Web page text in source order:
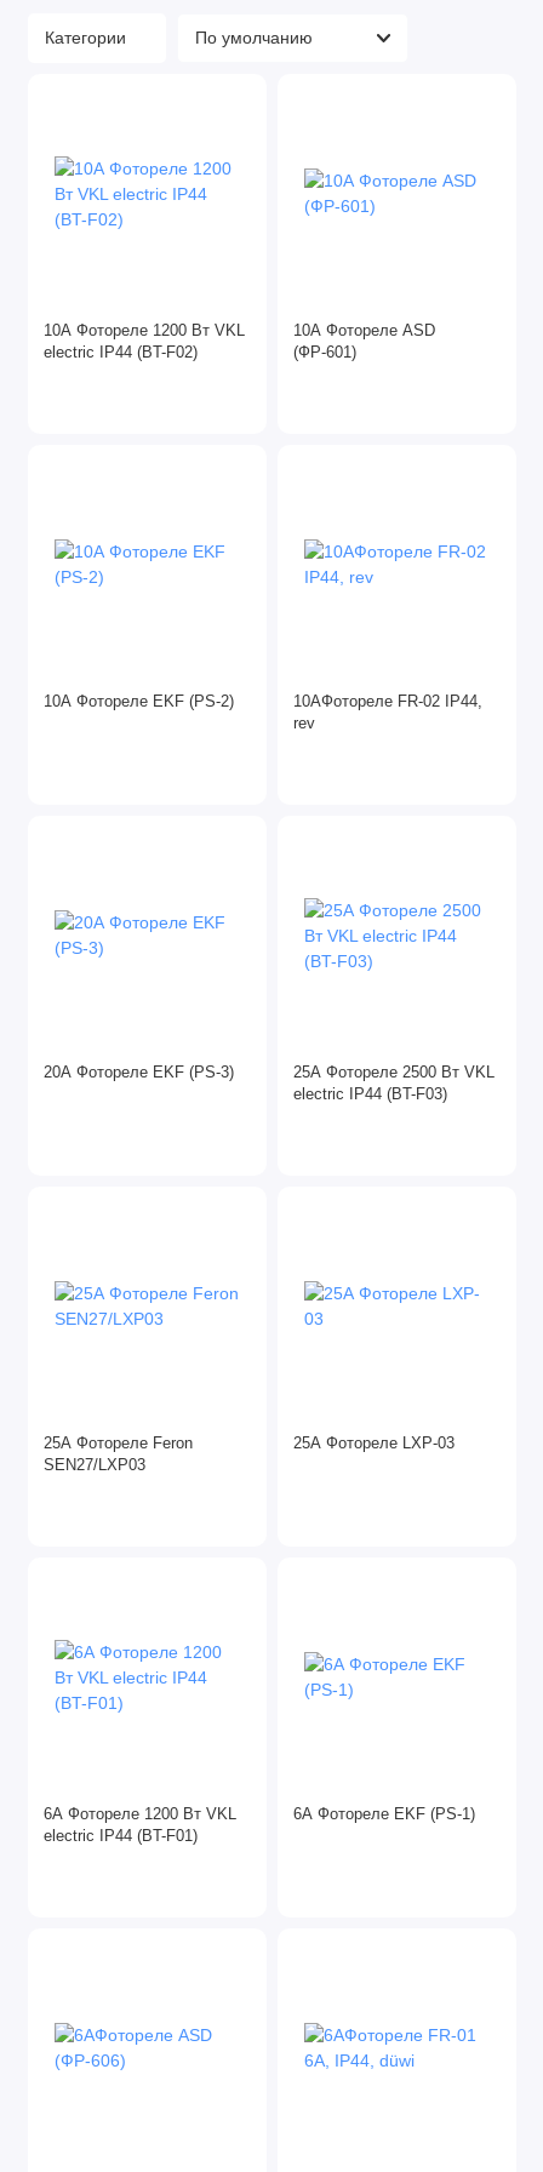
Звонки
Стабилизаторы напряжения
Категории
10А Фотореле 1200 Вт VKL
electric IP44 (BT-F02)
10А Фотореле ASD
(ФР-601)
10А Фотореле EKF (PS-2)
10АФотореле FR-02 IP44,
rev
20А Фотореле EKF (PS-3)
25А Фотореле 2500 Вт VKL
electric IP44 (BT-F03)
25А Фотореле Feron
SEN27/LXР03
25А Фотореле LXP-03
6А Фотореле 1200 Вт VKL
electric IP44 (BT-F01)
6А Фотореле EKF (PS-1)